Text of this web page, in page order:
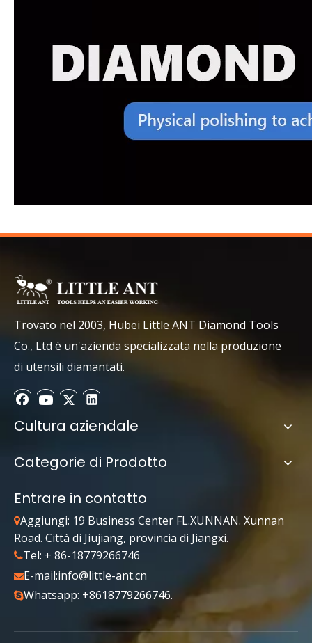
Trovato nel 2003, Hubei Little ANT Diamond Tools
Co., Ltd è un'azienda specializzata nella produzione
di utensili diamantati.
Cultura aziendale
Categorie di Prodotto
Entrare in contatto
Aggiungi: 19 Business Center FL.XUNNAN. Xunnan
Road. Città di Jiujiang, provincia di Jiangxi.
Tel: + 86-18779266746
E-mail:info@little-ant.cn
Whatsapp: +8618779266746.